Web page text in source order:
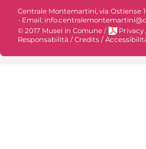
Centrale Montemartini, via Ostiense
- Email:
© 2017 Musei in Comune / Privacy
Responsabilità / Credits /